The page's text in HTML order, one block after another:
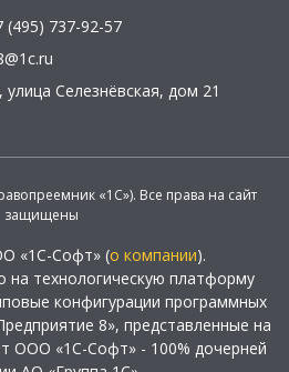
(495) 737-92-57
, улица Селезнёвская, дом 21
«1С»). Все права на сайт
защищены
«1С-Софт» (о компании).
на технологическую платформу
конфигурации программных
8», представленные на
ООО «1С-Софт» - 100% дочерней